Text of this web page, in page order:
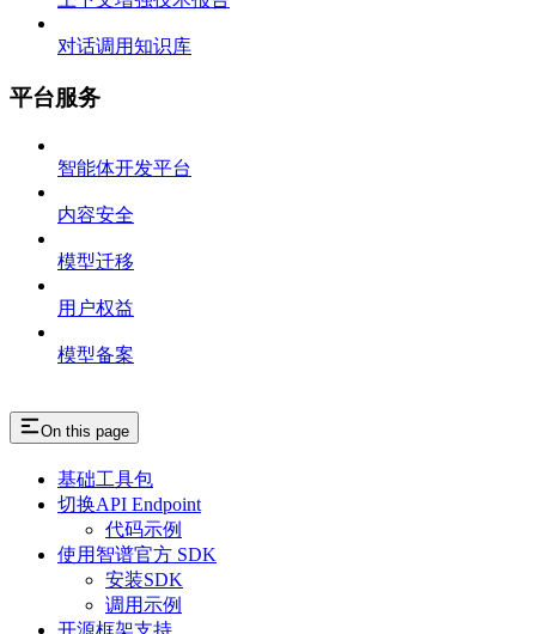
对话调用知识库
平台服务
智能体开发平台
内容安全
模型迁移
用户权益
模型备案
On this page
基础工具包
切换API Endpoint
代码示例
使用智谱官方 SDK
安装SDK
调用示例